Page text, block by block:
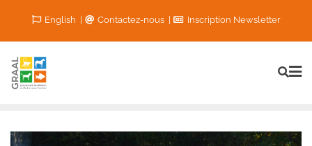
content
English Contactez-nous Inscription Newsletter